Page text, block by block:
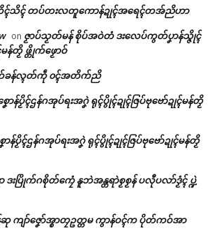
ကေတ်အဆက်
"
ာ … ? ဒဳ
… ?
သိၚ် တပ်တးလတူကောန်ဍုၚ်အရေၚ်တအ်ညိဟာ
on ဇၟာပ်သၟတ်မန် စိုပ်အဝဲတံ ဒးလေပ်ကွတ်ပၞာန်သ္ဇိုၚ်
န်တၟိ ဖ္တိုက်ဖၟောဝ်
န်လ္ၚတ်ကဵု ၀ၚ်အတိက်ညိ
ာန်ပၟိၚ်ဌန်ဂအုပ်ရးအဂၞဲ ရုၚ်ပွိုၚ်ဍုၚ်ဇြပ်ဗုဗော်ဍုၚ်မန်တၟိ
ာန်ပၟိၚ်ဌန်ဂအုပ်ရးအဂၞဲ ရုၚ်ပွိုၚ်ဍုၚ်ဇြပ်ဗုဗော်ဍုၚ်မန်တၟိ
ာ ဒးပြိုက်ဂစိုတ်ကၠေံ နူဘဲအန္တရာဲစၟစၟန် ပလီုပလာ်ဒၟံၚ် ပ္ဍဲ
ဆု ကျာ်ဇၞော်အ္စာတၠဥတ္တမ ကွာန်ဝၚ်က ပိုတ်ကဝ်အာ